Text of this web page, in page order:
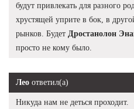
будут привлекать для разного
хрустящей уприте в бок, в
рынков. Будет Дростанолон
просто не кому было.
Лео ответил(а)
Никуда нам не деться проходит.